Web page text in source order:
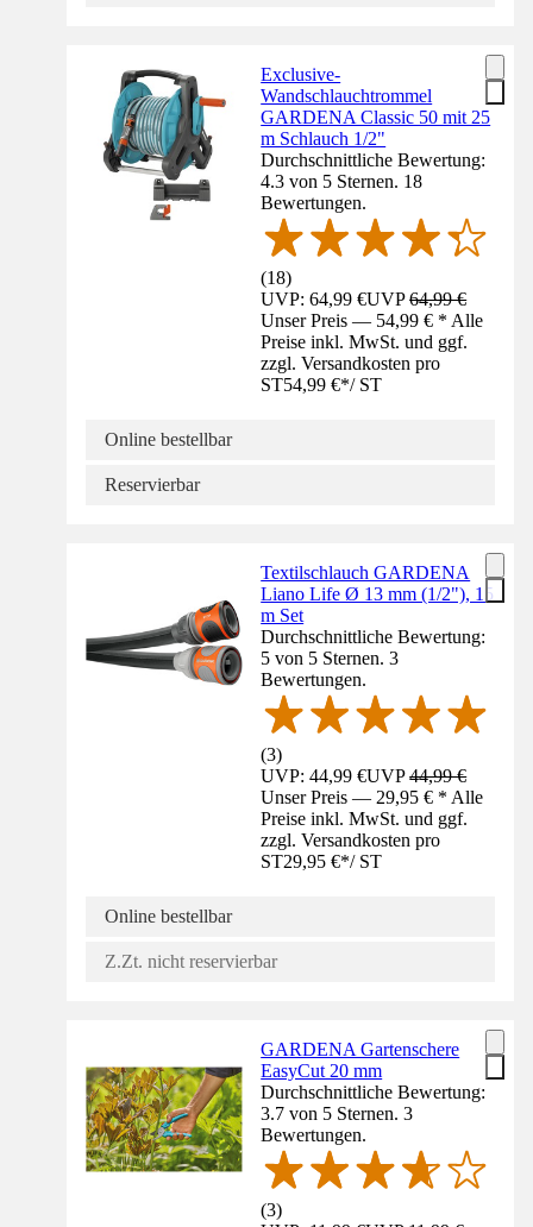
Exclusive-
Wandschlauchtrommel
GARDENA Classic 50 mit 25
m Schlauch 1/2"
Durchschnittliche Bewertung:
4.3 von 5 Sternen. 18
Bewertungen.
(18)
UVP: 64,99 €UVP64,99 €
Unser Preis — 54,99 € * Alle
Preise inkl. MwSt. und ggf.
zzgl. Versandkosten pro
ST54,99 €*/ ST
Online bestellbar
Reservierbar
Textilschlauch GARDENA
Liano Life Ø 13 mm (1/2"), 15
m Set
Durchschnittliche Bewertung:
5 von 5 Sternen. 3
Bewertungen.
(3)
UVP: 44,99 €UVP44,99 €
Unser Preis — 29,95 € * Alle
Preise inkl. MwSt. und ggf.
zzgl. Versandkosten pro
ST29,95 €*/ ST
Online bestellbar
Z.Zt. nicht reservierbar
GARDENA Gartenschere
EasyCut 20 mm
Durchschnittliche Bewertung:
3.7 von 5 Sternen. 3
Bewertungen.
(3)